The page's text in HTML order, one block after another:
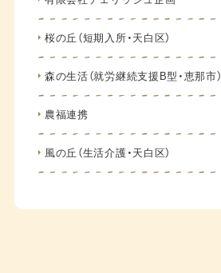
桜の丘（短期入所・天白区）
森の生活（就労継続支援B型・恵那市）
農福連携
風の丘（生活介護・天白区）